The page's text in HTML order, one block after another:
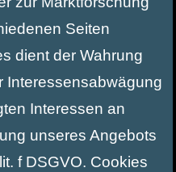
Seiten
dient der Wahrung
Interessensabwägung
Interessen an
unseres Angebots
f DSGVO. Cookies